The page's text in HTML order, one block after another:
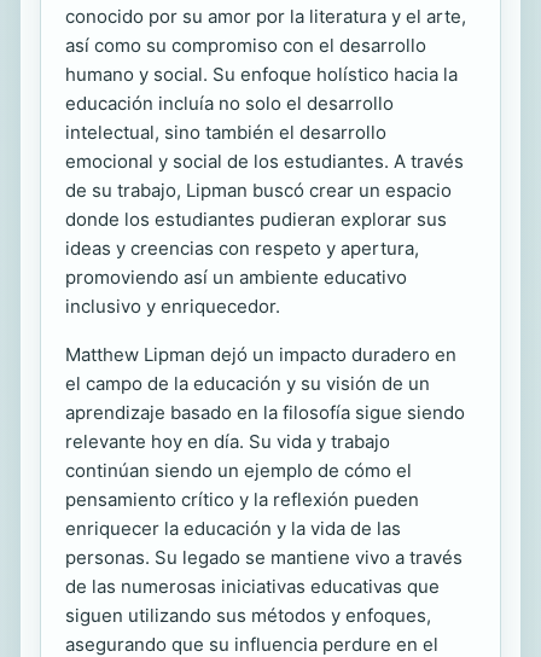
conocido por su amor por la literatura y el arte,
así como su compromiso con el desarrollo
humano y social. Su enfoque holístico hacia la
educación incluía no solo el desarrollo
intelectual, sino también el desarrollo
emocional y social de los estudiantes. A través
de su trabajo, Lipman buscó crear un espacio
donde los estudiantes pudieran explorar sus
ideas y creencias con respeto y apertura,
promoviendo así un ambiente educativo
inclusivo y enriquecedor.
Matthew Lipman dejó un impacto duradero en
el campo de la educación y su visión de un
aprendizaje basado en la filosofía sigue siendo
relevante hoy en día. Su vida y trabajo
continúan siendo un ejemplo de cómo el
pensamiento crítico y la reflexión pueden
enriquecer la educación y la vida de las
personas. Su legado se mantiene vivo a través
de las numerosas iniciativas educativas que
siguen utilizando sus métodos y enfoques,
asegurando que su influencia perdure en el